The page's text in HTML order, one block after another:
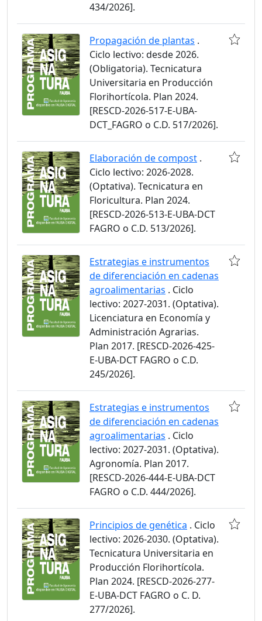
434/2026].
Propagación de plantas .
Ciclo lectivo: desde 2026.
(Obligatoria). Tecnicatura
Universitaria en Producción
Florihortícola. Plan 2024.
[RESCD-2026-517-E-UBA-
DCT_FAGRO o C.D. 517/2026].
Elaboración de compost .
Ciclo lectivo: 2026-2028.
(Optativa). Tecnicatura en
Floricultura. Plan 2024.
[RESCD-2026-513-E-UBA-DCT
FAGRO o C.D. 513/2026].
Estrategias e instrumentos
de diferenciación en cadenas
agroalimentarias . Ciclo
lectivo: 2027-2031. (Optativa).
Licenciatura en Economía y
Administración Agrarias.
Plan 2017. [RESCD-2026-425-
E-UBA-DCT FAGRO o C.D.
245/2026].
Estrategias e instrumentos
de diferenciación en cadenas
agroalimentarias . Ciclo
lectivo: 2027-2031. (Optativa).
Agronomía. Plan 2017.
[RESCD-2026-444-E-UBA-DCT
FAGRO o C.D. 444/2026].
Principios de genética . Ciclo
lectivo: 2026-2030. (Optativa).
Tecnicatura Universitaria en
Producción Florihortícola.
Plan 2024. [RESCD-2026-277-
E-UBA-DCT FAGRO o C. D.
277/2026].